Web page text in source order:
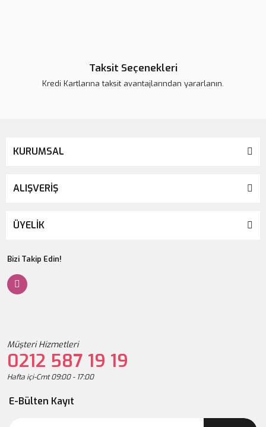
2.512,00 TL
Taksit Seçenekleri
Kredi Kartlarına taksit avantajlarından yararlanın.
KURUMSAL
ALIŞVERİŞ
ÜYELİK
Bizi Takip Edin!
Müşteri Hizmetleri
0212 587 19 19
Hafta içi-Cmt 09:00 - 17:00
E-Bülten Kayıt